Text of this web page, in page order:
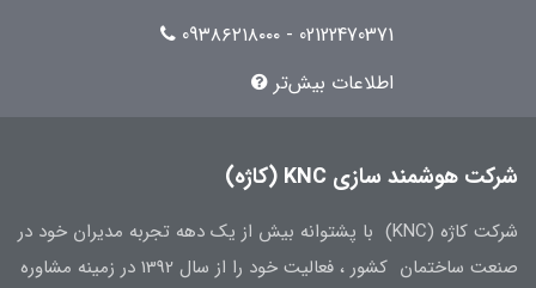
02122470371 - 09۳۸۶۲۱۸۰۰۰
اطلاعات بیش‌تر
شرکت هوشمند سازی KNC (کاژه)
شرکت کاژه (KNC) با پشتوانه بیش از یک دهه تجربه مدیران خود در
صنعت ساختمان کشور ، فعالیت خود را از سال 1392 در زمینه مشاوره